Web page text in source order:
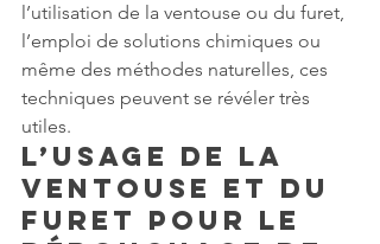
l’utilisation de la ventouse ou du furet,
l’emploi de solutions chimiques ou
même des méthodes naturelles, ces
techniques peuvent se révéler très
utiles.
L’usage de la
ventouse et du
furet pour le